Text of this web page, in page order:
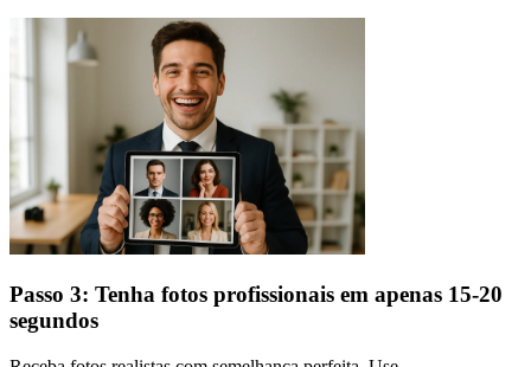
Passo 3: Tenha fotos profissionais em apenas 15-20
segundos